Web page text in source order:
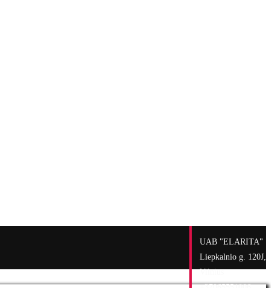
UAB "ELARITA"
Liepkalnio g. 120J,
Vilnius